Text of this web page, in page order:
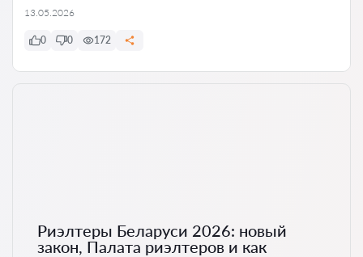
13.05.2026
0 0 172
Риэлтеры Беларуси 2026: новый
закон, Палата риэлтеров и как